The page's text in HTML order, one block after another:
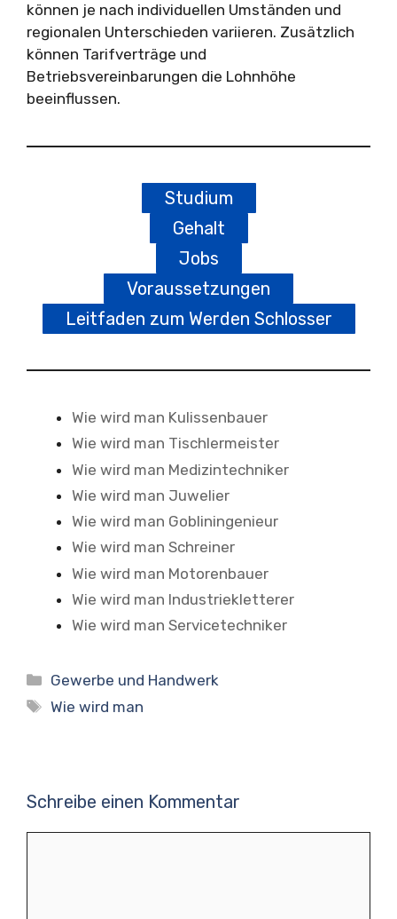
können je nach individuellen Umständen und
regionalen Unterschieden variieren. Zusätzlich
können Tarifverträge und
Betriebsvereinbarungen die Lohnhöhe
beeinflussen.
Studium
Gehalt
Jobs
Voraussetzungen
Leitfaden zum Werden Schlosser
Wie wird man Kulissenbauer
Wie wird man Tischlermeister
Wie wird man Medizintechniker
Wie wird man Juwelier
Wie wird man Gobliningenieur
Wie wird man Schreiner
Wie wird man Motorenbauer
Wie wird man Industriekletterer
Wie wird man Servicetechniker
Kategorien
Gewerbe und Handwerk
Schlagwörter
Wie wird man
Schreibe einen Kommentar